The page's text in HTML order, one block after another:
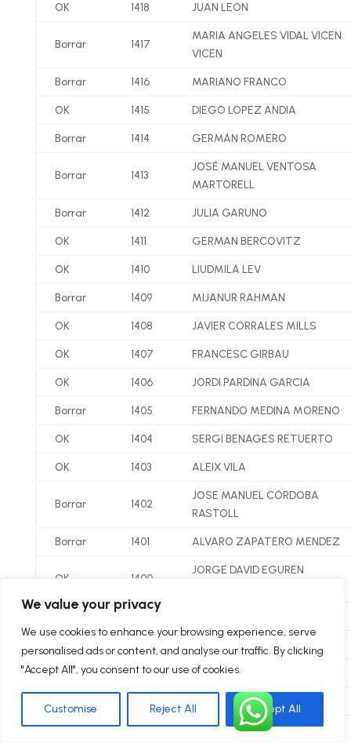
We value your privacy
We use cookies to enhance your browsing experience, serve
personalised ads or content, and analyse our traffic. By clicking
"Accept All", you consent to our use of cookies.
Customise Reject All Accept All
OK 1418 JUAN LEON
Borrar 1417
MARIA ANGELES VIDAL VICEN
VICEN
Borrar 1416 MARIANO FRANCO
OK 1415 DIEGO LOPEZ ANDIA
Borrar 1414 GERMÁN ROMERO
Borrar 1413
JOSÉ MANUEL VENTOSA
MARTORELL
Borrar 1412 JULIA GARUNO
OK 1411 GERMAN BERCOVITZ
OK 1410 LIUDMILA LEV
Borrar 1409 MIJANUR RAHMAN
OK 1408 JAVIER CORRALES MILLS
OK 1407 FRANCESC GIRBAU
OK 1406 JORDI PARDINA GARCIA
Borrar 1405 FERNANDO MEDINA MORENO
OK 1404 SERGI BENAGES RETUERTO
OK 1403 ALEIX VILA
Borrar 1402
JOSE MANUEL CÓRDOBA
RASTOLL
Borrar 1401 ALVARO ZAPATERO MENDEZ
OK 1400
JORGE DAVID EGUREN
Borrar
Borrar 1398 JOSE RUIZ COSTA
Borrar 1397 RAUL SANCHEZ-BARBUDO
DANIEL FERNANDEZ PUERTA
MAMADOU BAMBA SARR